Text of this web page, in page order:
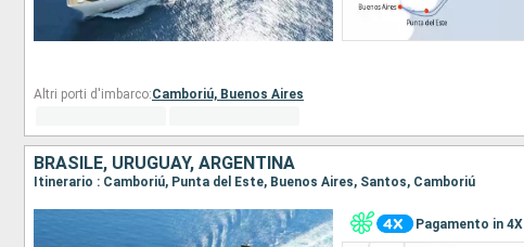
Altri porti d'imbarco:Camboriú, Buenos Aires
BRASILE, URUGUAY, ARGENTINA
Itinerario : Camboriú, Punta del Este, Buenos Aires, Santos, Camboriú
Pagamento in 4X